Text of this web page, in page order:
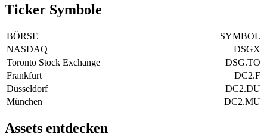
Ticker Symbole
BÖRSE
SYMBOL
NASDAQ
DSGX
Toronto Stock Exchange
DSG.TO
Frankfurt
DC2.F
Düsseldorf
DC2.DU
München
DC2.MU
Assets entdecken